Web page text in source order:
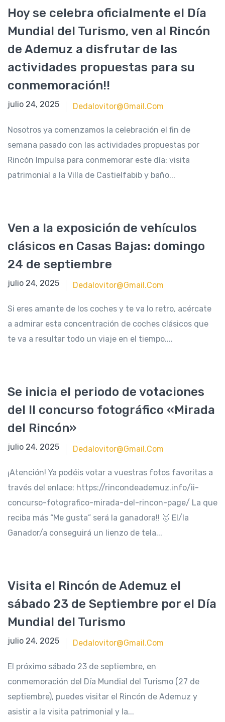
Hoy se celebra oficialmente el Día
Mundial del Turismo, ven al Rincón
de Ademuz a disfrutar de las
actividades propuestas para su
conmemoración!!
septiembre 27, 2023
julio 24, 2025 Dedalovitor@gmail.com
Nosotros ya comenzamos la celebración el fin de
semana pasado con las actividades propuestas por
Rincón Impulsa para conmemorar este día: visita
patrimonial a la Villa de Castielfabib y baño...
Ven a la exposición de vehículos
clásicos en Casas Bajas: domingo
24 de septiembre
septiembre 20, 2023
julio 24, 2025 Dedalovitor@gmail.com
Si eres amante de los coches y te va lo retro, acércate
a admirar esta concentración de coches clásicos que
te va a resultar todo un viaje en el tiempo....
Se inicia el periodo de votaciones
del II concurso fotográfico «Mirada
del Rincón»
septiembre 19, 2023
julio 24, 2025 Dedalovitor@gmail.com
¡Atención! Ya podéis votar a vuestras fotos favoritas a
través del enlace: https://rincondeademuz.info/ii-
concurso-fotografico-mirada-del-rincon-page/ La que
reciba más “Me gusta” será la ganadora!! 🥇 El/la
Ganador/a conseguirá un lienzo de tela...
Visita el Rincón de Ademuz el
sábado 23 de Septiembre por el Día
Mundial del Turismo
septiembre 15, 2023
julio 24, 2025 Dedalovitor@gmail.com
El próximo sábado 23 de septiembre, en
conmemoración del Día Mundial del Turismo (27 de
septiembre), puedes visitar el Rincón de Ademuz y
asistir a la visita patrimonial y la...